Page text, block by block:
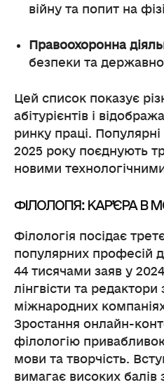
війну та попит на
Правоохоронна
безпеки та
Цей список показує
абітурієнтів і
ринку праці.
2025 року поєднують
новими
ФІЛОЛОГІЯ: КАР’ЄРА В
Філологія посідає
популярних професій
44 тисячами заяв у
лінгвісти та редактори
міжнародних
Зростання онлайн-
філологію
мови та творчість.
вимагає високих балів